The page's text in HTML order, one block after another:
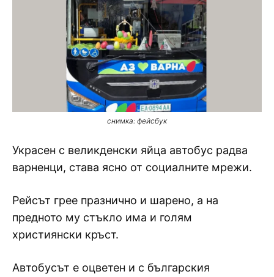
снимка: фейсбук
Украсен с великденски яйца автобус радва
варненци, става ясно от социалните мрежи.
Рейсът грее празнично и шарено, а на
предното му стъкло има и голям
християнски кръст.
Автобусът е оцветен и с българския